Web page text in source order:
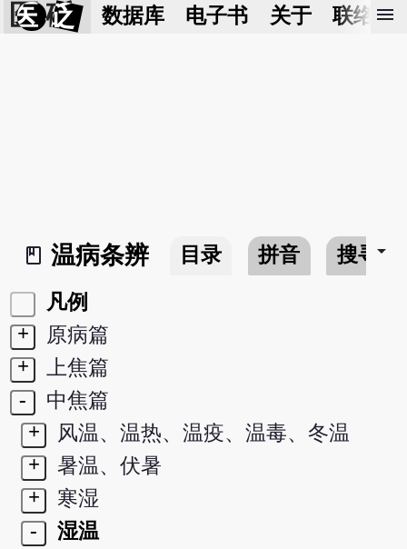
医 砭 数据库 电子书 关于 联络我
menu
book_2
温病条辨 目录 拼音 搜寻arrow_drop_down
凡例
+
原病篇
+
上焦篇
-
中焦篇
+
风温、温热、温疫、温毒、冬温
+
暑温、伏暑
+
寒湿
-
湿温